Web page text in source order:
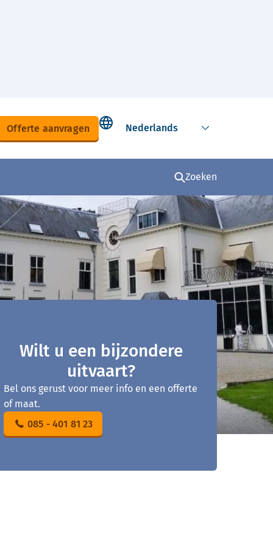
Offerte aanvragen
Select language
Zoeken
Wilt u een bijzondere
uitvaart?
Bel ons gerust voor meer info en een offerte
of maat.
085 - 401 81 23